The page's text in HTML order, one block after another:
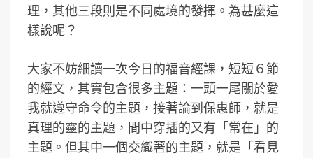
理，其他三段則是不同處境的發揮。為甚麼這
樣說呢？
大家不妨細讀一次今日的福音經課，短短６節
的經文，其實包含很多主題：一頭一尾關於愛
我就遵守命令的主題，接著論到保惠師，就是
真理的靈的主題，間中穿插的又有「常在」的
主題。但其中一個交織著的主題，就是「看見